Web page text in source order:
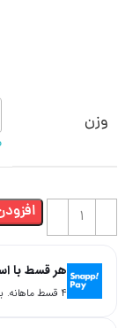
وزن
هر قسط با
۴ قسط ماهانه. بدون سود، چک و ضامن.